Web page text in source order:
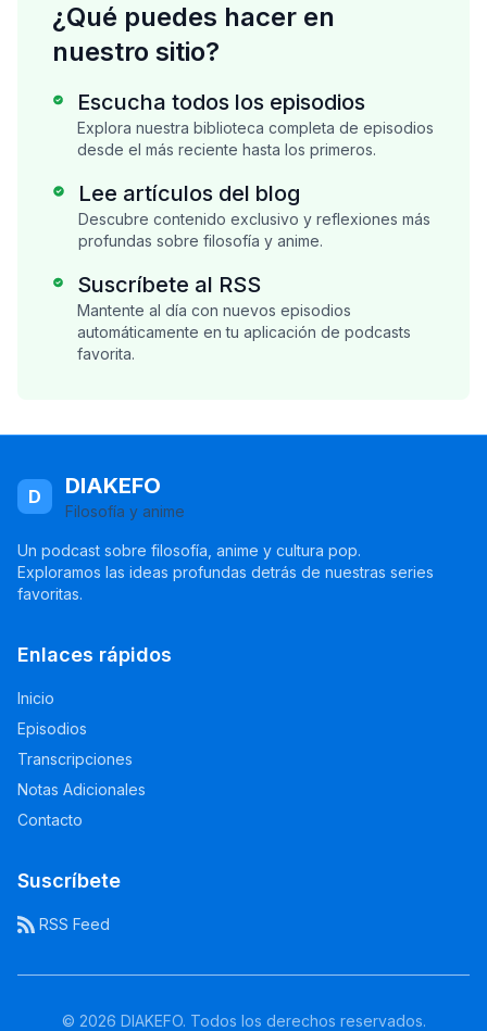
¿Qué puedes hacer en
nuestro sitio?
Escucha todos los episodios
Explora nuestra biblioteca completa de episodios
desde el más reciente hasta los primeros.
Lee artículos del blog
Descubre contenido exclusivo y reflexiones más
profundas sobre filosofía y anime.
Suscríbete al RSS
Mantente al día con nuevos episodios
automáticamente en tu aplicación de podcasts
favorita.
D DIAKEFO
Filosofía y anime
Un podcast sobre filosofía, anime y cultura pop.
Exploramos las ideas profundas detrás de nuestras series
favoritas.
Enlaces rápidos
Inicio
Episodios
Transcripciones
Notas Adicionales
Contacto
Suscríbete
RSS Feed
© 2026 DIAKEFO. Todos los derechos reservados.